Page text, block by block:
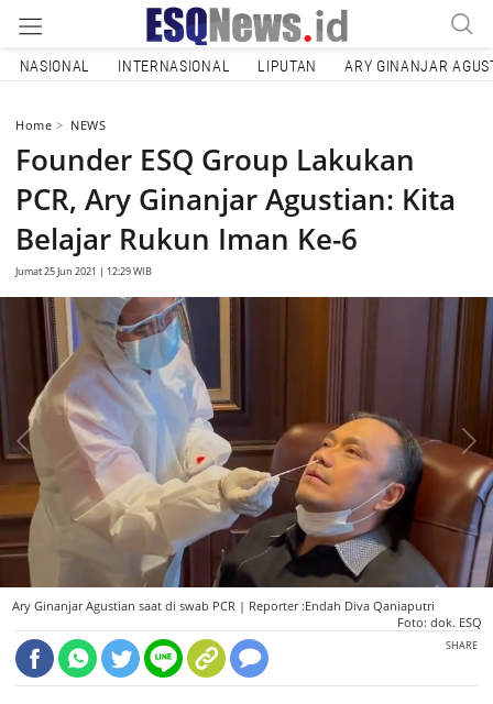
NASIONAL INTERNASIONAL LIPUTAN ARY GINANJAR
Home NEWS
Founder ESQ Group Lakukan
PCR, Ary Ginanjar Agustian: Kita
Belajar Rukun Iman Ke-6
Jumat 25 Jun 2021 | 12:29 WIB
Ary Ginanjar Agustian saat di swab PCR | Reporter :Endah Diva Qaniaputri
Foto: dok. ESQ
SHARE